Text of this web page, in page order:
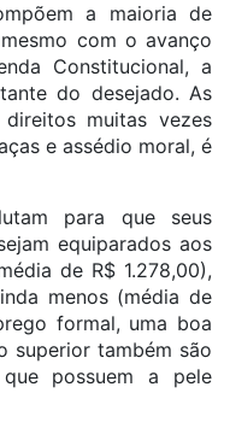
a maioria de
com o avanço
Constitucional, a
do desejado. As
muitas vezes
e assédio moral, é
para que seus
equiparados aos
de R$ 1.278,00),
menos (média de
formal, uma boa
superior também são
possuem a pele